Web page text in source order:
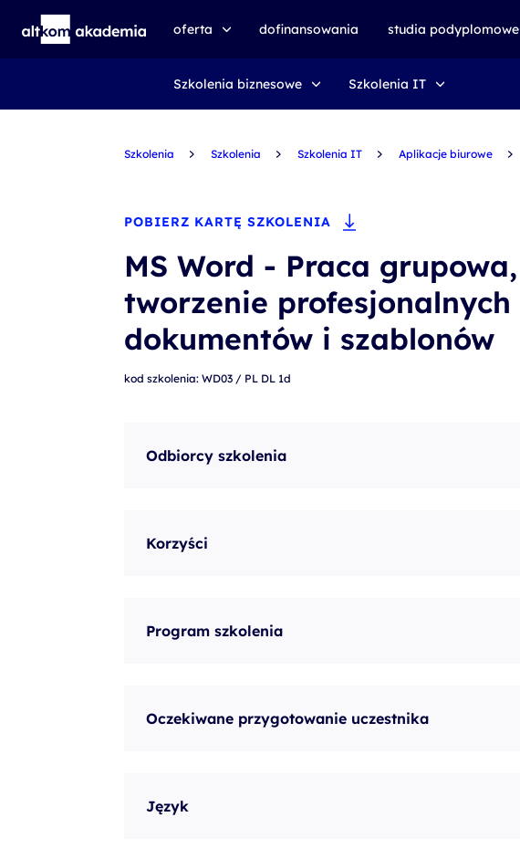
oferta
speexx
certyfikat DMI
AI First
szkolenia VR
szkolenia NIS2
szkolenia dla edukacji
szkolenia dla produkcji
voucher szkoleniowy
szkolenia SAP
szkolenia
dofinansowania studia podyplomowe
Szkolenia biznesowe Szkolenia IT
Szkolenia Szkolenia Szkolenia IT Aplikacje biurowe
POBIERZ KARTĘ SZKOLENIA
MS Word - Praca grupowa,
tworzenie profesjonalnych
dokumentów i szablonów
kod szkolenia: WD03 / PL DL 1d
Odbiorcy szkolenia
Korzyści
Program szkolenia
Oczekiwane przygotowanie uczestnika
Język